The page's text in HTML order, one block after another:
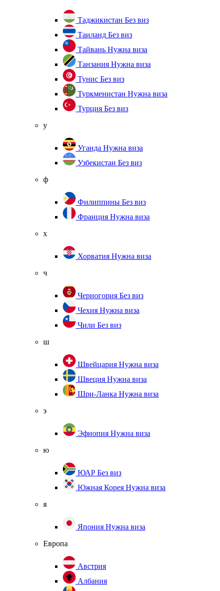
Таджикистан Без виз
Таиланд Без виз
Тайвань Нужна виза
Танзания Нужна виза
Тунис Без виз
Туркменистан Нужна виза
Турция Без виз
у
Уганда Нужна виза
Узбекистан Без виз
ф
Филиппины Без виз
Франция Нужна виза
х
Хорватия Нужна виза
ч
Черногория Без виз
Чехия Нужна виза
Чили Без виз
ш
Швейцария Нужна виза
Швеция Нужна виза
Шри-Ланка Нужна виза
э
Эфиопия Нужна виза
ю
ЮАР Без виз
Южная Корея Нужна виза
я
Япония Нужна виза
Европа
Австрия
Албания